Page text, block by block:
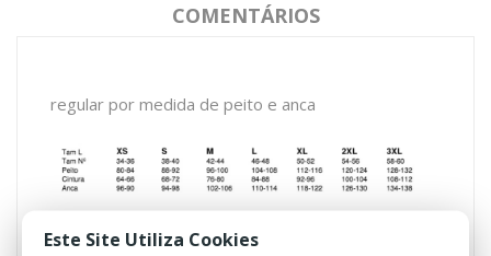
COMENTÁRIOS
regular por medida de peito e anca
Este Site Utiliza Cookies